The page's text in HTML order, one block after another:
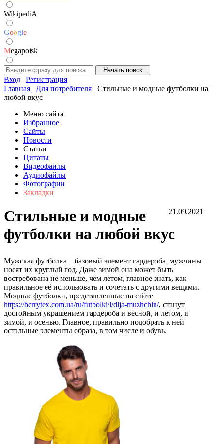
WikipediA
Google
Megapoisk
Вход | Регистрация
Главная
Для потребителя
Стильные и модные футболки на
любой вкус
Меню сайта
Избранное
Сайты
Новости
Статьи
Цитаты
Видеофайлы
Аудиофайлы
Фотографии
Закладки
21.09.2021
Стильные и модные
футболки на любой вкус
Мужская футболка – базовый элемент гардероба, мужчины
носят их круглый год. Даже зимой она может быть
востребована не меньше, чем летом, главное знать, как
правильное её использовать и сочетать с другими вещами.
Модные футболки, представленные на сайте
https://berrytex.com.ua/ru/futbolki/l/dlja-muzhchin/, станут
достойным украшением гардероба и весной, и летом, и
зимой, и осенью. Главное, правильно подобрать к ней
остальные элементы образа, в том числе и обувь.